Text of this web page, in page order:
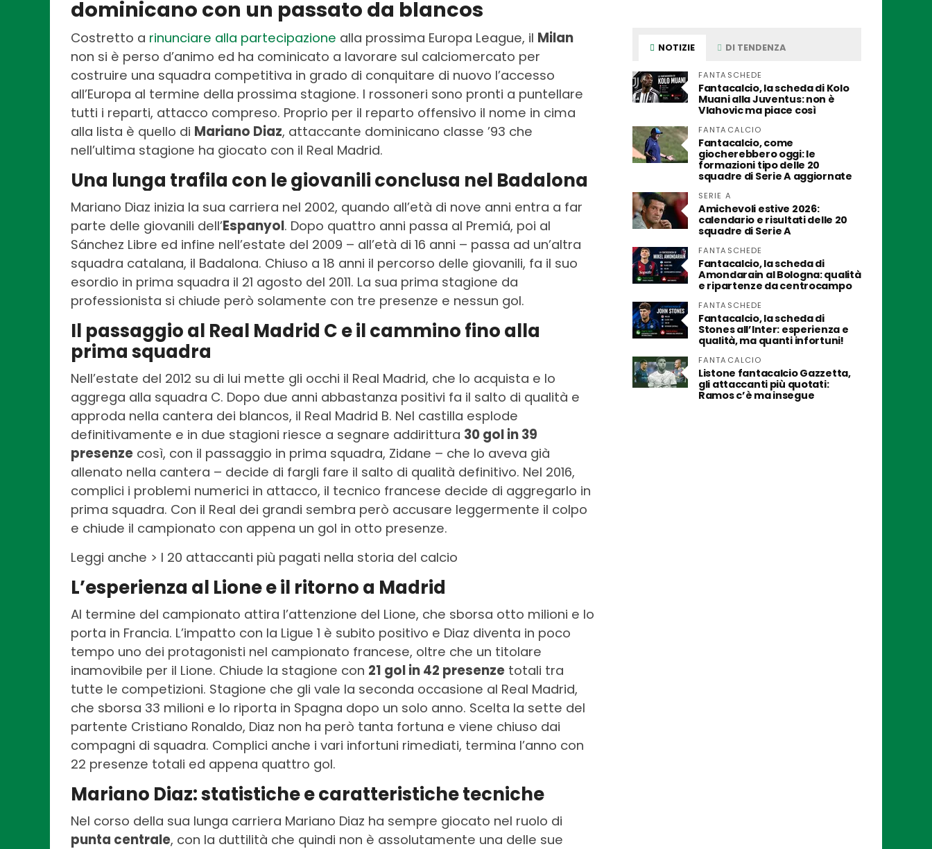
dominicano con un passato da blancos
Costretto a rinunciare alla partecipazione alla prossima Europa League, il Milan
non si è perso d’animo ed ha cominicato a lavorare sul calciomercato per
costruire una squadra competitiva in grado di conquitare di nuovo l’accesso
all’Europa al termine della prossima stagione. I rossoneri sono pronti a puntellare
tutti i reparti, attacco compreso. Proprio per il reparto offensivo il nome in cima
alla lista è quello di Mariano Diaz, attaccante dominicano classe ’93 che
nell’ultima stagione ha giocato con il Real Madrid.
Una lunga trafila con le giovanili conclusa nel Badalona
Mariano Diaz inizia la sua carriera nel 2002, quando all’età di nove anni entra a far
parte delle giovanili dell’Espanyol. Dopo quattro anni passa al Premiá, poi al
Sánchez Libre ed infine nell’estate del 2009 – all’età di 16 anni – passa ad un’altra
squadra catalana, il Badalona. Chiuso a 18 anni il percorso delle giovanili, fa il suo
esordio in prima squadra il 21 agosto del 2011. La sua prima stagione da
professionista si chiude però solamente con tre presenze e nessun gol.
Il passaggio al Real Madrid C e il cammino fino alla
prima squadra
Nell’estate del 2012 su di lui mette gli occhi il Real Madrid, che lo acquista e lo
aggrega alla squadra C. Dopo due anni abbastanza positivi fa il salto di qualità e
approda nella cantera dei blancos, il Real Madrid B. Nel castilla esplode
definitivamente e in due stagioni riesce a segnare addirittura 30 gol in 39
presenze così, con il passaggio in prima squadra, Zidane – che lo aveva già
allenato nella cantera – decide di fargli fare il salto di qualità definitivo. Nel 2016,
complici i problemi numerici in attacco, il tecnico francese decide di aggregarlo in
prima squadra. Con il Real dei grandi sembra però accusare leggermente il colpo
e chiude il campionato con appena un gol in otto presenze.
Leggi anche > I 20 attaccanti più pagati nella storia del calcio
L’esperienza al Lione e il ritorno a Madrid
Al termine del campionato attira l’attenzione del Lione, che sborsa otto milioni e lo
porta in Francia. L’impatto con la Ligue 1 è subito positivo e Diaz diventa in poco
tempo uno dei protagonisti nel campionato francese, oltre che un titolare
inamovibile per il Lione. Chiude la stagione con 21 gol in 42 presenze totali tra
tutte le competizioni. Stagione che gli vale la seconda occasione al Real Madrid,
che sborsa 33 milioni e lo riporta in Spagna dopo un solo anno. Scelta la sette del
partente Cristiano Ronaldo, Diaz non ha però tanta fortuna e viene chiuso dai
compagni di squadra. Complici anche i vari infortuni rimediati, termina l’anno con
22 presenze totali ed appena quattro gol.
Mariano Diaz: statistiche e caratteristiche tecniche
Nel corso della sua lunga carriera Mariano Diaz ha sempre giocato nel ruolo di
punta centrale, con la duttilità che quindi non è assolutamente una delle sue
NOTIZIE DI TENDENZA
FANTASCHEDE
Fantacalcio, la scheda di Kolo
Muani alla Juventus: non è
Vlahovic ma piace così
FANTACALCIO
Fantacalcio, come
giocherebbero oggi: le
formazioni tipo delle 20
squadre di Serie A aggiornate
SERIE A
Amichevoli estive 2026:
calendario e risultati delle 20
squadre di Serie A
FANTASCHEDE
Fantacalcio, la scheda di
Amondarain al Bologna: qualità
e ripartenze da centrocampo
FANTASCHEDE
Fantacalcio, la scheda di
Stones all’Inter: esperienza e
qualità, ma quanti infortuni!
FANTACALCIO
Listone fantacalcio Gazzetta,
gli attaccanti più quotati:
Ramos c’è ma insegue